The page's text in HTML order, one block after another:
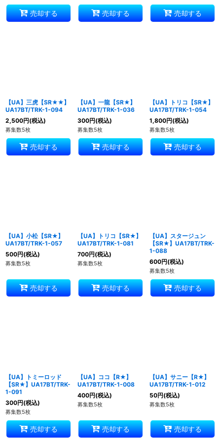
売却する 売却する 売却する
【UA】三虎【SR★★】
UA17BT/TRK-1-094
2,500円(税込)
募集数5枚
売却する
【UA】一龍【SR★】
UA17BT/TRK-1-036
300円(税込)
募集数5枚
売却する
【UA】トリコ【SR★】
UA17BT/TRK-1-054
1,800円(税込)
募集数5枚
売却する
【UA】小松【SR★】
UA17BT/TRK-1-057
500円(税込)
募集数5枚
売却する
【UA】トリコ【SR★】
UA17BT/TRK-1-081
700円(税込)
募集数5枚
売却する
【UA】スタージュン
【SR★】UA17BT/TRK-
1-088
600円(税込)
募集数5枚
売却する
【UA】トミーロッド
【SR★】UA17BT/TRK-
1-091
300円(税込)
募集数5枚
売却する
【UA】ココ【R★】
UA17BT/TRK-1-008
400円(税込)
募集数5枚
売却する
【UA】サニー【R★】
UA17BT/TRK-1-012
50円(税込)
募集数5枚
売却する